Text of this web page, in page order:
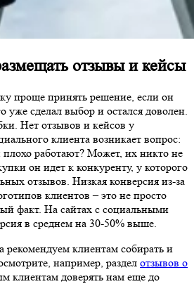
отзывы и кейсы
проще принять решение, если он
уже сделал выбор и остался доволен.
Нет отзывов и кейсов у
клиента возникает вопрос:
работают? Может, их никто не
он идет к конкуренту, у которого
отзывов. Низкая конверсия из-за
клиентов – это не просто
факт. На сайтах с социальными
в среднем на 30-50% выше.
рекомендуем клиентам собирать и
например, раздел отзывов о
клиентам доверять нам еще до